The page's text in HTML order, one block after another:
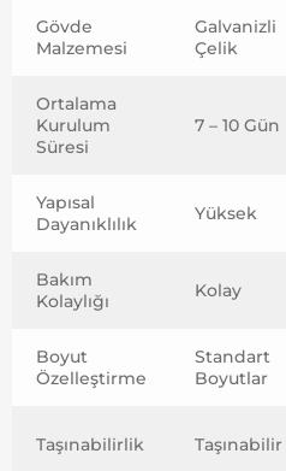
Gövde
Malzemesi
Galvanizli
Çelik
Ortalama
Kurulum
Süresi
7 – 10 Gün
Yapısal
Dayanıklılık
Yüksek
Bakım
Kolaylığı
Kolay
Boyut
Özelleştirme
Standart
Boyutlar
Taşınabilirlik Taşınabilir